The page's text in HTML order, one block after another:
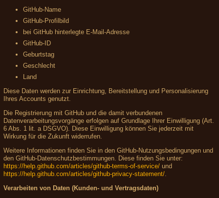
GitHub-Name
GitHub-Profilbild
bei GitHub hinterlegte E-Mail-Adresse
GitHub-ID
Geburtstag
Geschlecht
Land
Diese Daten werden zur Einrichtung, Bereitstellung und Personalisierung
Ihres Accounts genutzt.
Die Registrierung mit GitHub und die damit verbundenen
Datenverarbeitungsvorgänge erfolgen auf Grundlage Ihrer Einwilligung (Art.
6 Abs. 1 lit. a DSGVO). Diese Einwilligung können Sie jederzeit mit
Wirkung für die Zukunft widerrufen.
Weitere Informationen finden Sie in den GitHub-Nutzungsbedingungen und
den GitHub-Datenschutzbestimmungen. Diese finden Sie unter:
https://help.github.com/articles/github-terms-of-service/ und
https://help.github.com/articles/github-privacy-statement/.
Verarbeiten von Daten (Kunden- und Vertragsdaten)